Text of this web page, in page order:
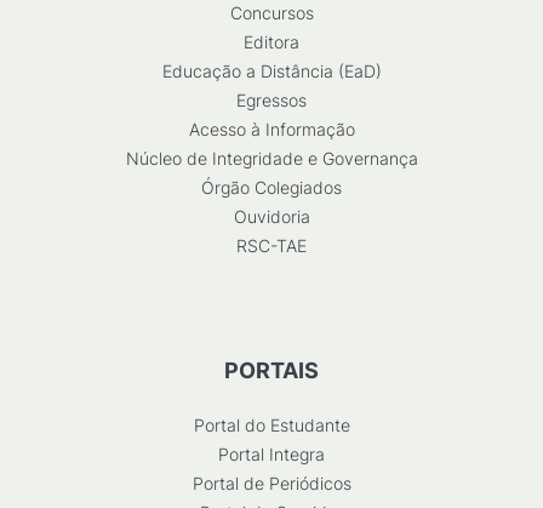
Concursos
Editora
Educação a Distância (EaD)
Egressos
Acesso à Informação
Núcleo de Integridade e Governança
Órgão Colegiados
Ouvidoria
RSC-TAE
PORTAIS
Portal do Estudante
Portal Integra
Portal de Periódicos